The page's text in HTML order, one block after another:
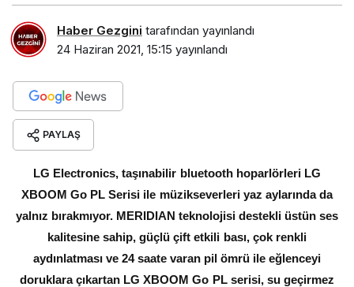
Haber Gezgini tarafından yayınlandı
24 Haziran 2021, 15:15 yayınlandı
PAYLAŞ
LG Electronics, taşınabilir bluetooth hoparlörleri LG
XBOOM Go PL Serisi ile müzikseverleri yaz aylarında da
yalnız bırakmıyor. MERIDIAN teknolojisi destekli üstün ses
kalitesine sahip, güçlü çift etkili bası, çok renkli
aydınlatması ve 24 saate varan pil ömrü ile eğlenceyi
doruklara çıkartan LG XBOOM Go PL serisi, su geçirmez